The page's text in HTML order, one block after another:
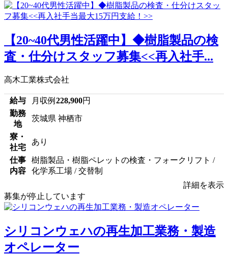
【20~40代男性活躍中】◆樹脂製品の検
査・仕分けスタッフ募集<<再入社手...
高木工業株式会社
給与 月収例 228,900円
勤務
地
茨城県 神栖市
寮・
社宅
あり
仕事
内容
樹脂製品・樹脂ペレットの検査・フォークリフト /
化学系工場 / 交替制
詳細を表示
募集が停止しています
シリコンウェハの再生加工業務・製造
オペレーター